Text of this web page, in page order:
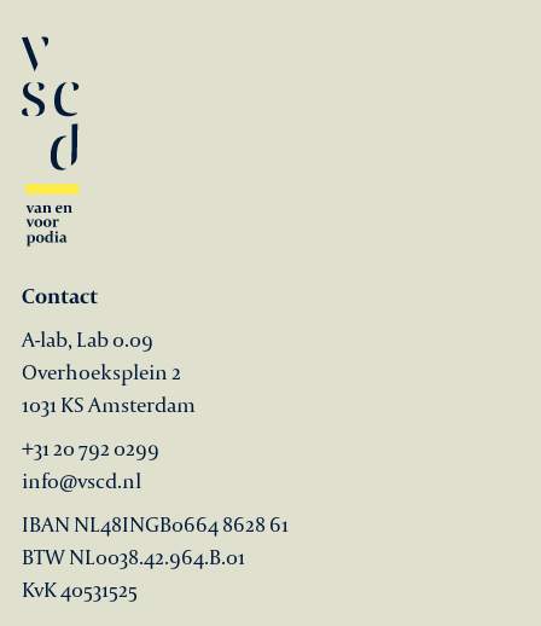
Contact
A-lab, Lab 0.09
Overhoeksplein 2
1031 KS Amsterdam
+31 20 792 0299
info@vscd.nl
IBAN NL48INGB0664 8628 61
BTW NL0038.42.964.B.01
KvK 40531525